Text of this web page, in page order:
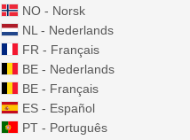
NO - Norsk
NL - Nederlands
FR - Français
BE - Nederlands
BE - Français
ES - Español
PT - Português